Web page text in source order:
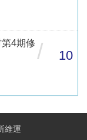
4期修 / 10
維運